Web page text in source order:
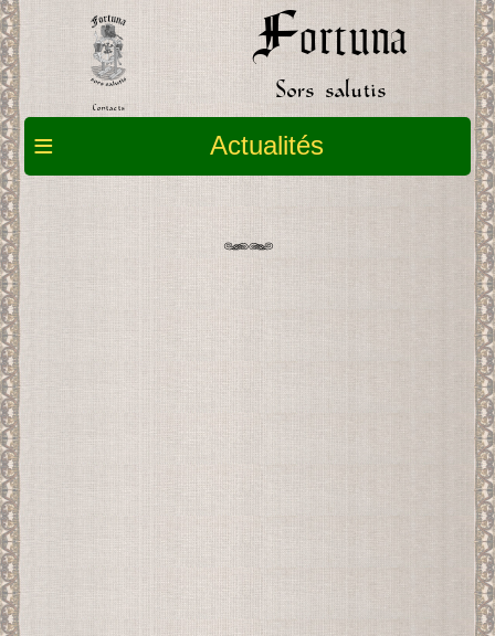
Contacts
Fortuna
Sors salutis
≡ Actualités